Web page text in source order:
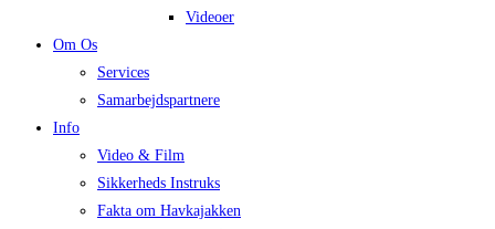
Videoer
Om Os
Services
Samarbejdspartnere
Info
Video & Film
Sikkerheds Instruks
Fakta om Havkajakken